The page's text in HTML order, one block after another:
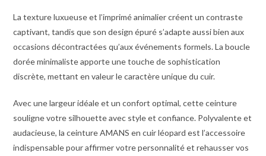
La texture luxueuse et l’imprimé animalier créent un contraste
captivant, tandis que son design épuré s’adapte aussi bien aux
occasions décontractées qu’aux événements formels. La boucle
dorée minimaliste apporte une touche de sophistication
discrète, mettant en valeur le caractère unique du cuir.
Avec une largeur idéale et un confort optimal, cette ceinture
souligne votre silhouette avec style et confiance. Polyvalente et
audacieuse, la ceinture AMANS en cuir léopard est l’accessoire
indispensable pour affirmer votre personnalité et rehausser vos